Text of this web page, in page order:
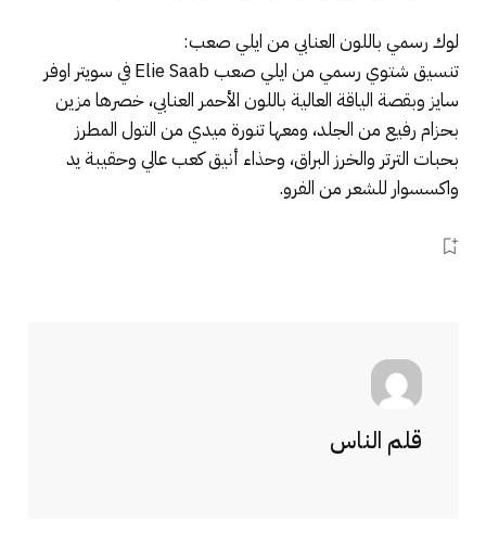
لوك رسمي باللون العنابي من ايلي صعب:
تنسيق شتوي رسمي من ايلي صعب Elie Saab في سويتر اوفر
سايز وبقصة الياقة العالية باللون الأحمر العنابي، خصرها مزين
بحزام رفيع من الجلد، ومعها تنورة ميدي من التول المطرز
بحبات الترتر والخرز البراق، وحذاء أنيق كعب عالي وحقيبة يد
واكسسوار للشعر من الفرو.
قلم الناس